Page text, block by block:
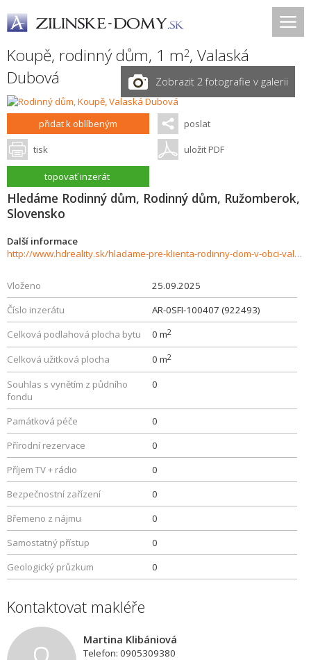
Koupě, rodinný dům, 1 m2, Valaská
Dubová
Zobrazit 2 fotografie v galerii
přidat k oblíbeným poslat
tisk uložit PDF
topovať inzerát
Hledáme Rodinný dům, Rodinný dům, Ružomberok,
Slovensko
Další informace
http://www.hdreality.sk/hladame-pre-klienta-rodinny-dom-v-obci-valaska-dubova--937308
Vloženo
25.09.2025
Číslo inzerátu
AR-0SFI-100407 (922493)
Celková podlahová plocha bytu
0 m2
Celková užitková plocha 0 m2
Souhlas s vynětím z půdního
fondu
0
Památková péče
0
Přírodní rezervace
0
Příjem TV + rádio
0
Bezpečnostní zařízení
0
Břemeno z nájmu
0
Samostatný přístup
0
Geologický průzkum
0
Kontaktovat makléře
Martina Klibániová
Telefon: 0905309380